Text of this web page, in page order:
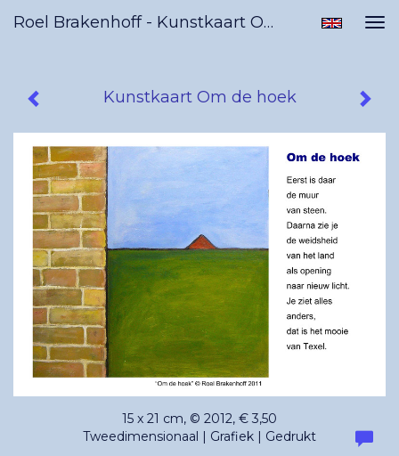
Roel Brakenhoff - Kunstkaart Om De Hoek
Kunstkaart Om de hoek
15 x 21 cm, © 2012, € 3,50
Tweedimensionaal | Grafiek | Gedrukt